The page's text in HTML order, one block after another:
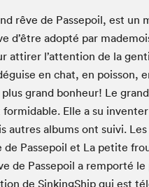
La Maison des
Le Salon dans ta
Liseur Public
Matinées
Narra
Vitrine du
bleu au SLM
rêve de Passepoil, est un
d’être adopté par
attirer l’attention de la
en chat, en poisson,
grand bonheur! Le
Elle a su
albums ont suivi.
Passepoil et La petite
de Passepoil a remporté
de SinkingShip qui est